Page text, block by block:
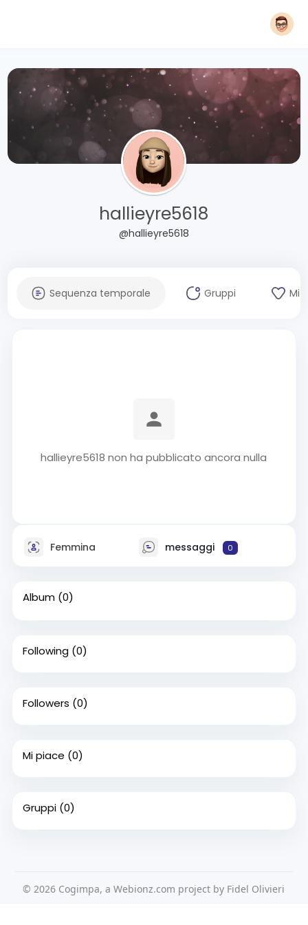
hallieyre5618
@hallieyre5618
Sequenza temporale Gruppi Mi
hallieyre5618 non ha pubblicato ancora nulla
Femmina messaggi 0
Album (0)
Following (0)
Followers (0)
Mi piace (0)
Gruppi (0)
© 2026 Cogimpa, a Webionz.com project by Fidel Olivieri